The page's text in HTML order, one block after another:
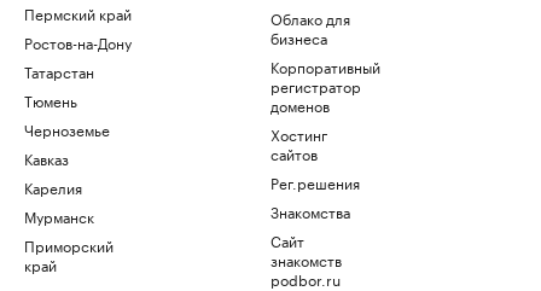
Пермский край
Ростов-на-Дону
Татарстан
Тюмень
Черноземье
Кавказ
Карелия
Мурманск
Приморский
край
Облако для
бизнеса
Корпоративный
регистратор
доменов
Хостинг
сайтов
Рег.решения
Знакомства
Сайт
знакомств
podbor.ru